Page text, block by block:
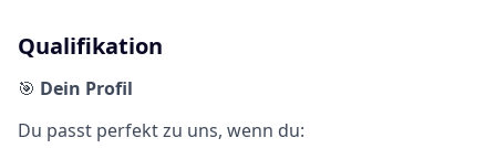
Qualifikation
🎯 Dein Profil
Du passt perfekt zu uns, wenn du: